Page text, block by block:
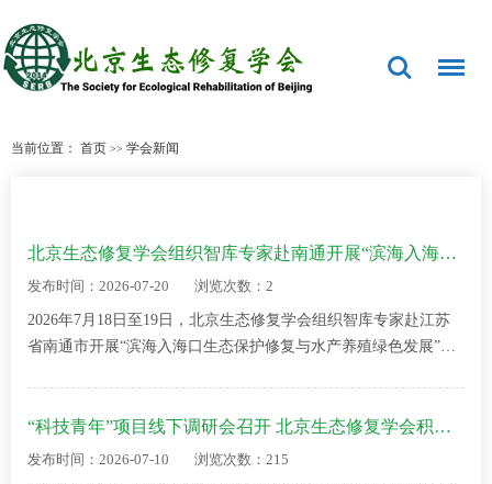
当前位置： 首页 >> 学会新闻
北京生态修复学会组织智库专家赴南通开展“滨海入海口生态保护修复与水产养殖绿色发展”…
发布时间：2026-07-20 浏览次数：2
2026年7月18日至19日，北京生态修复学会组织智库专家赴江苏
省南通市开展“滨海入海口生态保护修复与水产养殖绿色发展”专
“科技青年”项目线下调研会召开 北京生态修复学会积极推动青托人才宣传
发布时间：2026-07-10 浏览次数：215